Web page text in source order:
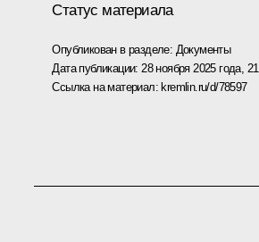
Статус материала
Опубликован в разделе: Документы
Дата публикации: 28 ноября 2025 года,
Ссылка на материал: kremlin.ru/d/78597